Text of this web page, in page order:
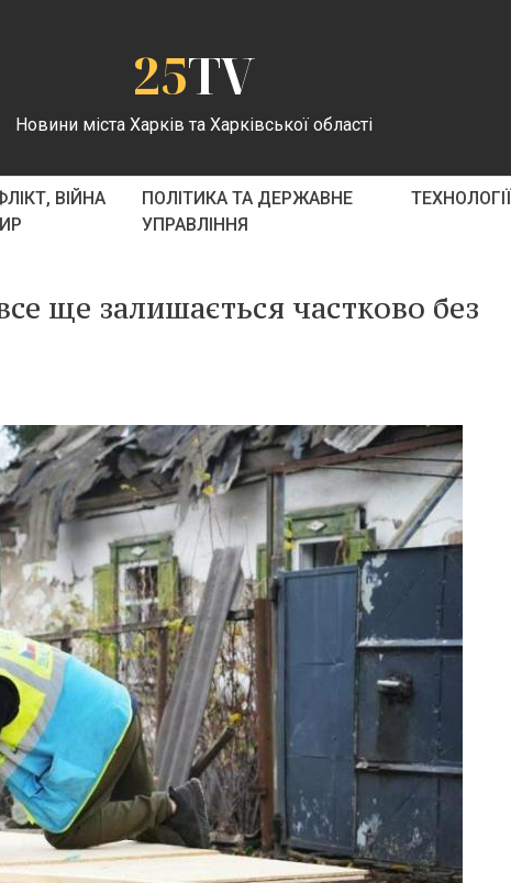
25TV
Новини міста Харків та Харківської області
ВІЙНА
ПОЛІТИКА ТА ДЕРЖАВНЕ
УПРАВЛІННЯ
ТЕХНОЛОГІЇ
ще залишається частково без